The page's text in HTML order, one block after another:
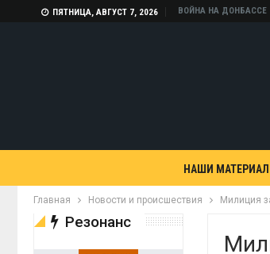
ПЯТНИЦА, АВГУСТ 7, 2026 ВОЙНА НА ДОНБАССЕ
НАШИ
Главная Новости и происшествия Милиция
Резонанс